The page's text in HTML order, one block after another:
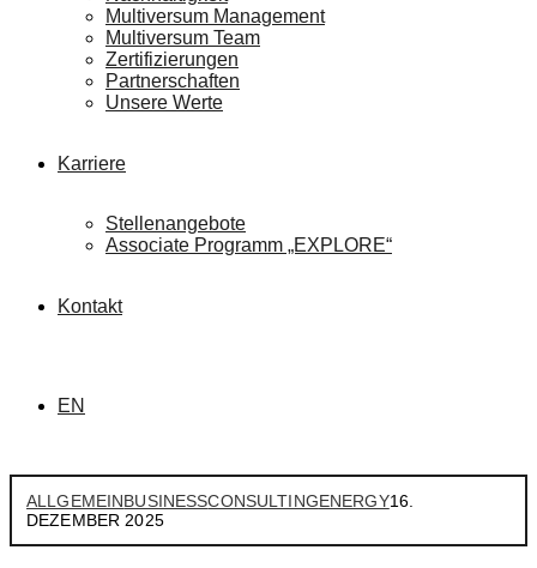
Multiversum Management
Multiversum Team
Zertifizierungen
Partnerschaften
Unsere Werte
Karriere
Stellenangebote
Associate Programm „EXPLORE“
Kontakt
EN
ALLGEMEINBUSINESSCONSULTINGENERGY16.
DEZEMBER 2025